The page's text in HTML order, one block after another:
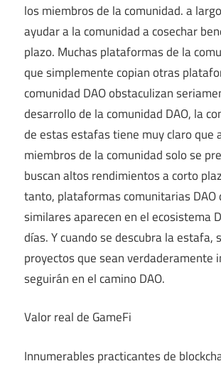
los miembros de la comunidad. a
ayudar a la comunidad a cosechar
plazo. Muchas plataformas de la
que simplemente copian otras
comunidad DAO obstaculizan
desarrollo de la comunidad DAO, la
de estas estafas tiene muy claro que
miembros de la comunidad solo se
buscan altos rendimientos a corto
tanto, plataformas comunitarias DAO
similares aparecen en el ecosistema
días. Y cuando se descubra la estafa,
proyectos que sean verdaderamente
seguirán en el camino DAO.
Valor real de GameFi
Innumerables practicantes de